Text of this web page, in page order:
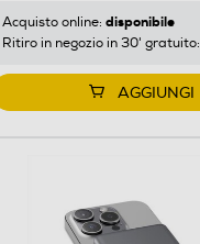
Acquisto online: disponibile
Ritiro in negozio in 30' gratuito:
AGGIUNGI